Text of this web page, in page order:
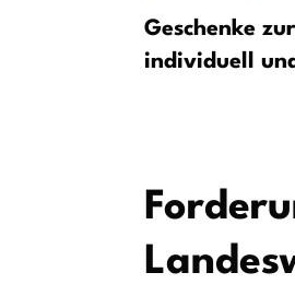
Geschenke
individuell